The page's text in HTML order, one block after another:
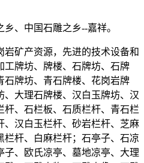
、中国石雕之乡--嘉祥。
矿产资源，先进的技术设备和
工牌坊、牌楼、石牌坊、石牌
石牌坊、青石牌楼、花岗岩牌
大理石牌楼、汉白玉牌坊、汉
杆、石栏板、石质栏杆、青石栏
、汉白玉栏杆、砂岩栏杆、芝麻
栏杆、白麻栏杆；石亭子、石凉
子、欧氏凉亭、墓地凉亭、大理